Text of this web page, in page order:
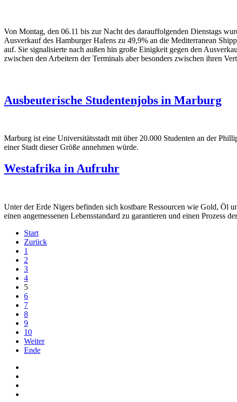
Von Montag, den 06.11 bis zur Nacht des darauffolgenden Dienstags
Ausverkauf des Hamburger Hafens zu 49,9% an die Mediterranean
auf. Sie signalisierte nach außen hin große Einigkeit gegen den
zwischen den Arbeitern der Terminals aber besonders zwischen ihren
Ausbeuterische Studentenjobs in Marburg
Marburg ist eine Universitätsstadt mit über 20.000 Studenten an der
einer Stadt dieser Größe annehmen würde.
Westafrika in Aufruhr
Unter der Erde Nigers befinden sich kostbare Ressourcen wie Gold, Öl
einen angemessenen Lebensstandard zu garantieren und einen
Start
Zurück
1
2
3
4
5
6
7
8
9
10
Weiter
Ende